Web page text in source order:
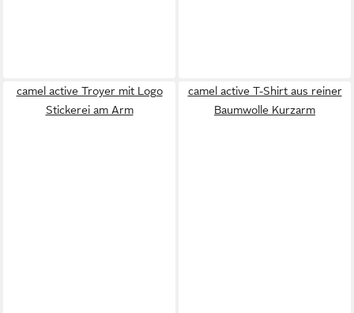
camel active Troyer mit Logo
Stickerei am Arm
camel active T-Shirt aus reiner
Baumwolle Kurzarm